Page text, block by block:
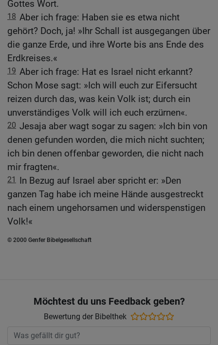
Gottes Wort.
18 Aber ich frage: Haben sie es etwa nicht
gehört? Doch, ja! »Ihr Schall ist ausgegangen über
die ganze Erde, und ihre Worte bis ans Ende des
Erdkreises.«
19 Aber ich frage: Hat es Israel nicht erkannt?
Schon Mose sagt: »Ich will euch zur Eifersucht
reizen durch das, was kein Volk ist; durch ein
unverständiges Volk will ich euch erzürnen«.
20 Jesaja aber wagt sogar zu sagen: »Ich bin von
denen gefunden worden, die mich nicht suchten;
ich bin denen offenbar geworden, die nicht nach
mir fragten«.
21
In Bezug auf Israel aber spricht er: »Den
ganzen Tag habe ich meine Hände ausgestreckt
nach einem ungehorsamen und widerspenstigen
Volk!«
© 2000 Genfer Bibelgesellschaft
Möchtest du uns Feedback geben?
Bewertung der Bibelthek